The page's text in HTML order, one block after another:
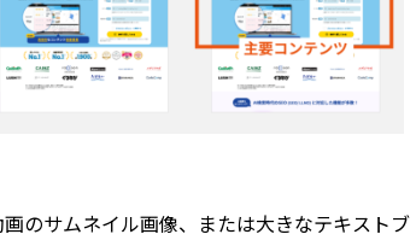
のサムネイル画像、または大きなテキストブ